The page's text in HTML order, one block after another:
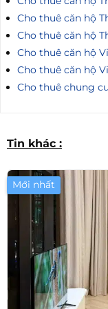
Cho thuê căn hộ
Cho thuê căn hộ
Cho thuê căn hộ
Cho thuê căn hộ
Cho thuê chung
Tin khác :
Mới nhất